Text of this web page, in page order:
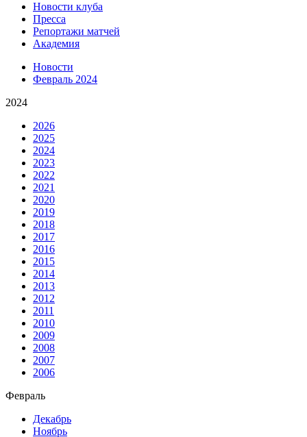
Новости клуба
Пресса
Репортажи матчей
Академия
Новости
Февраль 2024
2024
2026
2025
2024
2023
2022
2021
2020
2019
2018
2017
2016
2015
2014
2013
2012
2011
2010
2009
2008
2007
2006
Февраль
Декабрь
Ноябрь